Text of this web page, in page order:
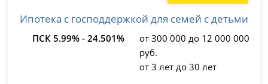
Ипотека с господдержкой для семей с детьми
ПСК 5.99% - 24.501%
от 300 000 до 12 000 000
руб.
от 3 лет до 30 лет